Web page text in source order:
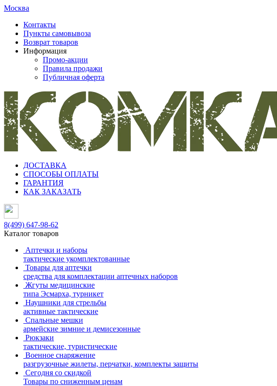
Москва
Контакты
Пункты самовывоза
Возврат товаров
Информация
Промо-акции
Правила продажи
Публичная оферта
ДОСТАВКА
СПОСОБЫ ОПЛАТЫ
ГАРАНТИЯ
КАК ЗАКАЗАТЬ
8(499) 647-98-62
Каталог товаров
Аптечки и наборы
тактические укомплектованные
Товары для аптечки
средства для комплектации аптечных наборов
Жгуты медицинские
типа Эсмарха, турникет
Наушники для стрельбы
активные тактические
Спальные мешки
армейские зимние и демисезонные
Рюкзаки
тактические, туристические
Военное снаряжение
разгрузочные жилеты, перчатки, комплекты защиты
Сегодня со скидкой
Товары по сниженным ценам